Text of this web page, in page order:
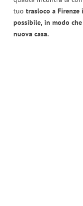
tuo trasloco a
possibile, in modo
nuova casa.